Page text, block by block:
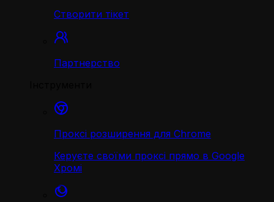
Створити тікет
Партнерство
Проксі розширення для Chrome
Керуєте своїми проксі прямо в Google
Хромі